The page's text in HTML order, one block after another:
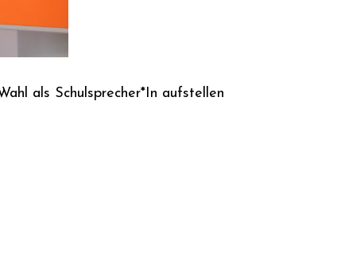
als Schulsprecher*In aufstellen